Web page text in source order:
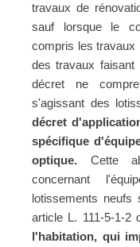
travaux de
sauf lorsque le
compris les travaux
des travaux faisant
décret ne
s'agissant des
décret
spécifique
optique. Cette
concernant
lotissements neufs
article L. 111-5-1-2
l'habitation, qui